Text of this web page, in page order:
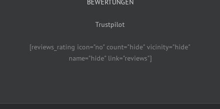
BEWERTUNGEN
Trustpilot
[reviews_rating icon="no" count="hide" vicinity="hide"
name="hide" link="reviews"]